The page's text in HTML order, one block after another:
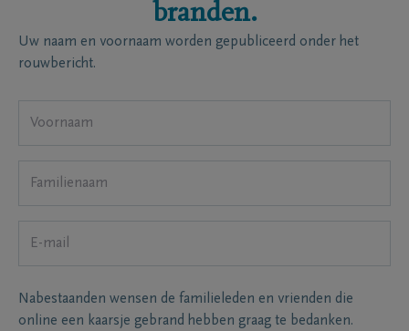
branden.
Uw naam en voornaam worden gepubliceerd onder het
rouwbericht.
Nabestaanden wensen de familieleden en vrienden die
online een kaarsje gebrand hebben graag te bedanken.